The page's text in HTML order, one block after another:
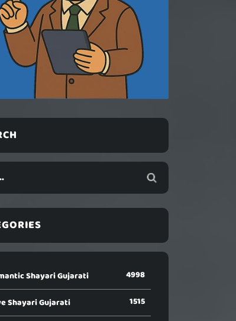
Shayari Gujarati 4998
Shayari Gujarati 1515